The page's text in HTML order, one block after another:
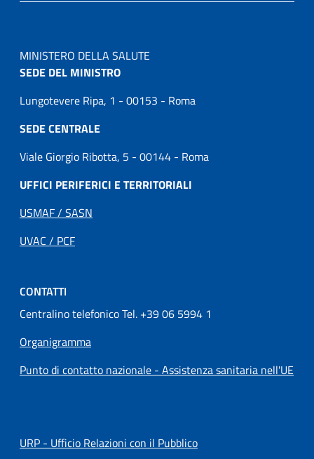
MINISTERO DELLA SALUTE
SEDE DEL MINISTRO
Lungotevere Ripa, 1 - 00153 - Roma
SEDE CENTRALE
Viale Giorgio Ribotta, 5 - 00144 - Roma
UFFICI PERIFERICI E TERRITORIALI
USMAF / SASN
UVAC / PCF
CONTATTI
Centralino telefonico Tel. +39 06 5994 1
Organigramma
Punto di contatto nazionale - Assistenza sanitaria nell'UE
URP - Ufficio Relazioni con il Pubblico